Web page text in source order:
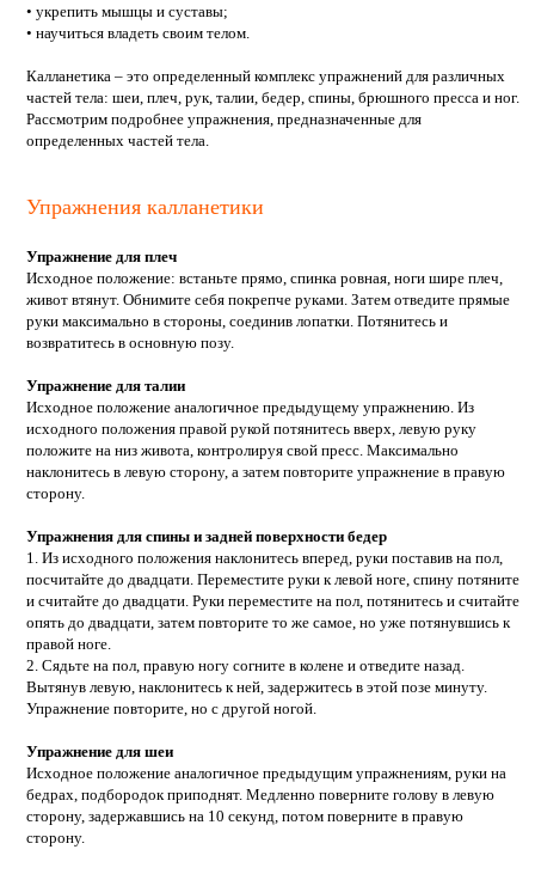
• укрепить мышцы и суставы;
• научиться владеть своим телом.
Калланетика – это определенный комплекс упражнений для различных
частей тела: шеи, плеч, рук, талии, бедер, спины, брюшного пресса и ног.
Рассмотрим подробнее упражнения, предназначенные для
определенных частей тела.
Упражнения калланетики
Упражнение для плеч
Исходное положение: встаньте прямо, спинка ровная, ноги шире плеч,
живот втянут. Обнимите себя покрепче руками. Затем отведите прямые
руки максимально в стороны, соединив лопатки. Потянитесь и
возвратитесь в основную позу.
Упражнение для талии
Исходное положение аналогичное предыдущему упражнению. Из
исходного положения правой рукой потянитесь вверх, левую руку
положите на низ живота, контролируя свой пресс. Максимально
наклонитесь в левую сторону, а затем повторите упражнение в правую
сторону.
Упражнения для спины и задней поверхности бедер
1. Из исходного положения наклонитесь вперед, руки поставив на пол,
посчитайте до двадцати. Переместите руки к левой ноге, спину потяните
и считайте до двадцати. Руки переместите на пол, потянитесь и считайте
опять до двадцати, затем повторите то же самое, но уже потянувшись к
правой ноге.
2. Сядьте на пол, правую ногу согните в колене и отведите назад.
Вытянув левую, наклонитесь к ней, задержитесь в этой позе минуту.
Упражнение повторите, но с другой ногой.
Упражнение для шеи
Исходное положение аналогичное предыдущим упражнениям, руки на
бедрах, подбородок приподнят. Медленно поверните голову в левую
сторону, задержавшись на 10 секунд, потом поверните в правую
сторону.